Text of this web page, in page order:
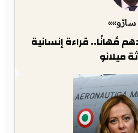
سارّو»»
مُهانًا.. قراءة إنسانية
ميلانو